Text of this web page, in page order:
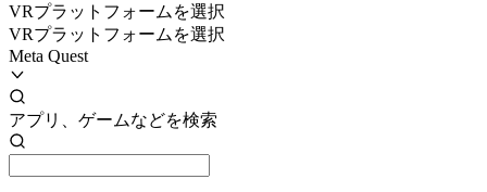
VRプラットフォームを選択
VRプラットフォームを選択
Meta Quest
アプリ、ゲームなどを検索